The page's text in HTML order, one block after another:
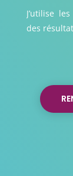
J’utilise
des